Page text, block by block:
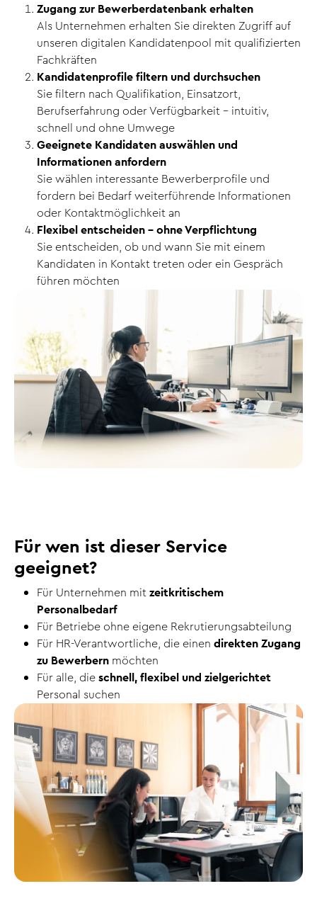
Zugang zur Bewerberdatenbank erhalten
Als Unternehmen erhalten Sie direkten Zugriff auf
unseren digitalen Kandidatenpool mit qualifizierten
Fachkräften
Kandidatenprofile filtern und durchsuchen
Sie filtern nach Qualifikation, Einsatzort,
Berufserfahrung oder Verfügbarkeit – intuitiv,
schnell und ohne Umwege
Geeignete Kandidaten auswählen und
Informationen anfordern
Sie wählen interessante Bewerberprofile und
fordern bei Bedarf weiterführende Informationen
oder Kontaktmöglichkeit an
Flexibel entscheiden – ohne Verpflichtung
Sie entscheiden, ob und wann Sie mit einem
Kandidaten in Kontakt treten oder ein Gespräch
führen möchten
Für wen ist dieser Service
geeignet?
Für Unternehmen mitzeitkritischem
Personalbedarf
Für Betriebe ohne eigene Rekrutierungsabteilung
Für HR-Verantwortliche, die einen direkten Zugang
zu Bewerbern möchten
Für alle, dieschnell, flexibel und zielgerichtet
Personal suchen